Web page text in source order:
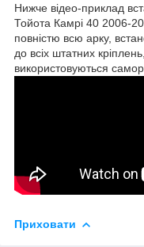
Нижче відео-приклад
Тойота Камрі 40 2006-
повністю всю арку,
до всіх штатних
використовуються
Приховати